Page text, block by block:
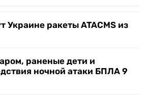
ракеты ATACMS из
раненые дети и
ночной атаки БПЛА 9